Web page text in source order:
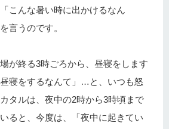
こんな暑い時に出かけるなん
言うのです。
が終る3時ごろから、昼寝をします
寝をするなんて」…と、いつも怒
タルは、夜中の2時から3時頃まで
ると、今度は、「夜中に起きてい